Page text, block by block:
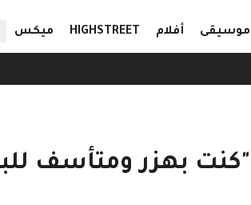
موسيقى أفلام HIGHSTREET ميكس
بهزر ومتأسف